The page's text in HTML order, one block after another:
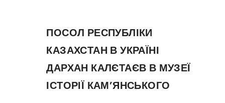
ПОСОЛ РЕСПУБЛІКИ
КАЗАХСТАН В УКРАЇНІ
ДАРХАН КАЛЄТАЄВ В МУЗЕЇ
ІСТОРІЇ КАМ’ЯНСЬКОГО